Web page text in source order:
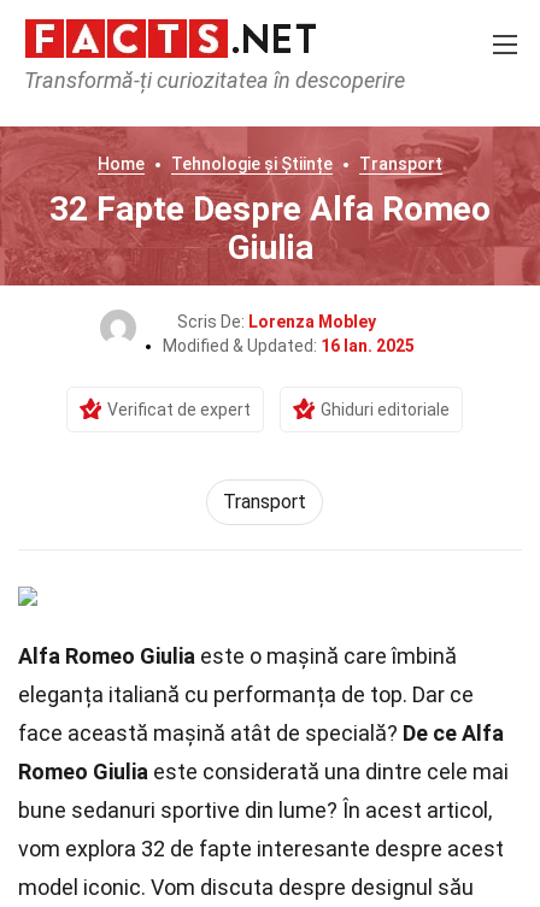
Transformă-ți curiozitatea în descoperire
Home Tehnologie și Științe Transport
32 Fapte Despre Alfa Romeo
Giulia
Scris De: Lorenza Mobley
Modified & Updated: 16 Ian. 2025
Verificat de expert Ghiduri editoriale
Transport
Alfa Romeo Giulia este o mașină care îmbină
eleganța italiană cu performanța de top. Dar ce
face această mașină atât de specială? De ce Alfa
Romeo Giulia este considerată una dintre cele mai
bune sedanuri sportive din lume? În acest articol,
vom explora 32 de fapte interesante despre acest
model iconic. Vom discuta despre designul său